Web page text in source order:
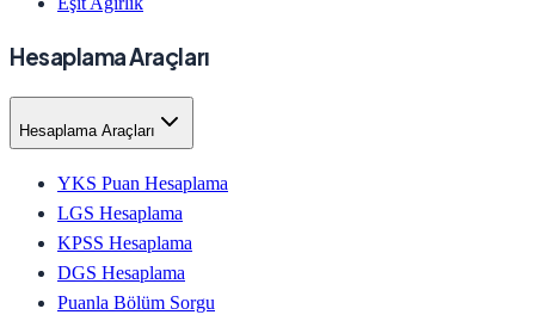
Hesaplama Araçları
Hesaplama Araçları
YKS Puan Hesaplama
LGS Hesaplama
KPSS Hesaplama
DGS Hesaplama
Puanla Bölüm Sorgu